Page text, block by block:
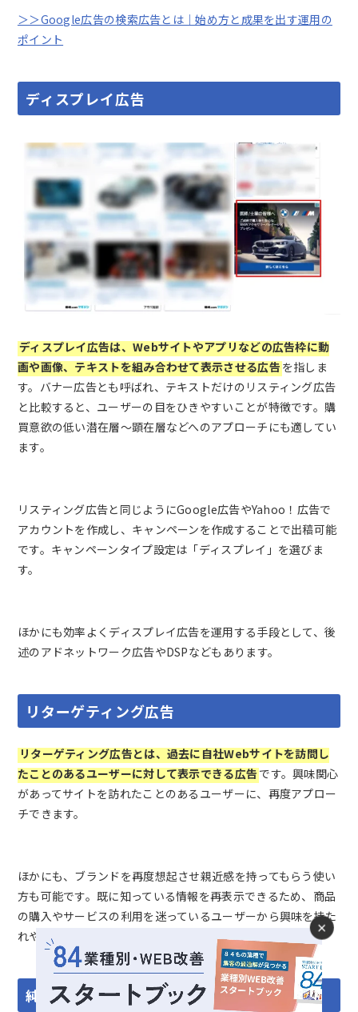
＞＞Google広告の検索広告とは｜始め方と成果を出す運用の
ポイント
ディスプレイ広告
ディスプレイ広告は、Webサイトやアプリなどの広告枠に動
画や画像、テキストを組み合わせて表示させる広告を指しま
す。バナー広告とも呼ばれ、テキストだけのリスティング広告
と比較すると、ユーザーの目をひきやすいことが特徴です。購
買意欲の低い潜在層～顕在層などへのアプローチにも適してい
ます。
リスティング広告と同じようにGoogle広告やYahoo！広告で
アカウントを作成し、キャンペーンを作成することで出稿可能
です。キャンペーンタイプ設定は「ディスプレイ」を選びま
す。
ほかにも効率よくディスプレイ広告を運用する手段として、後
述のアドネットワーク広告やDSPなどもあります。
リターゲティング広告
リターゲティング広告とは、過去に自社Webサイトを訪問し
たことのあるユーザーに対して表示できる広告です。興味関心
があってサイトを訪れたことのあるユーザーに、再度アプロー
チできます。
ほかにも、ブランドを再度想起させ親近感を持ってもらう使い
方も可能です。既に知っている情報を再表示できるため、商品
の購入やサービスの利用を迷っているユーザーから興味を持た
れやすく、成果につなげやすいメリットがあります。
純広告
×